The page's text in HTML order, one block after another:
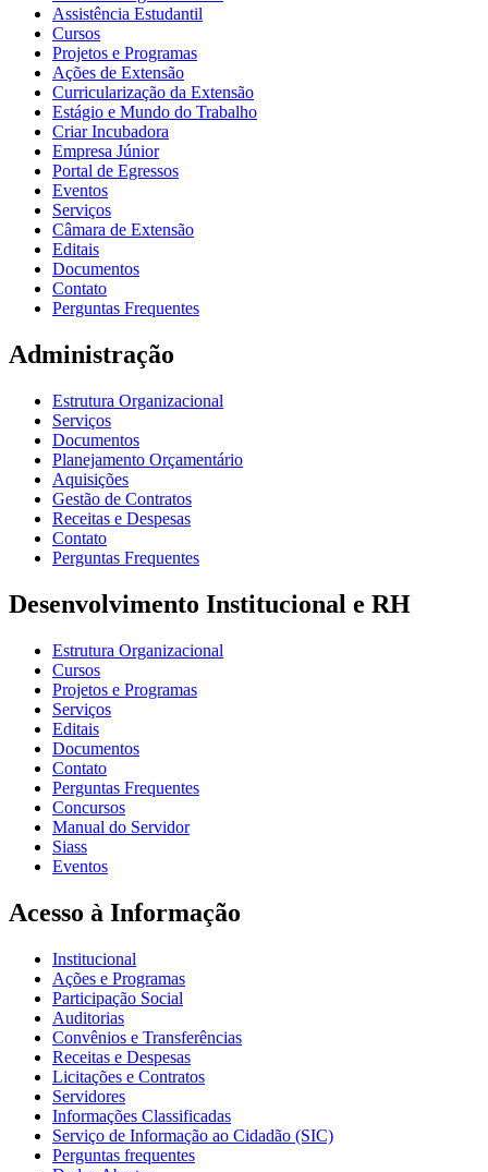
Assistência Estudantil
Cursos
Projetos e Programas
Ações de Extensão
Curricularização da Extensão
Estágio e Mundo do Trabalho
Criar Incubadora
Empresa Júnior
Portal de Egressos
Eventos
Serviços
Câmara de Extensão
Editais
Documentos
Contato
Perguntas Frequentes
Administração
Estrutura Organizacional
Serviços
Documentos
Planejamento Orçamentário
Aquisições
Gestão de Contratos
Receitas e Despesas
Contato
Perguntas Frequentes
Desenvolvimento Institucional e RH
Estrutura Organizacional
Cursos
Projetos e Programas
Serviços
Editais
Documentos
Contato
Perguntas Frequentes
Concursos
Manual do Servidor
Siass
Eventos
Acesso à Informação
Institucional
Ações e Programas
Participação Social
Auditorias
Convênios e Transferências
Receitas e Despesas
Licitações e Contratos
Servidores
Informações Classificadas
Serviço de Informação ao Cidadão (SIC)
Perguntas frequentes